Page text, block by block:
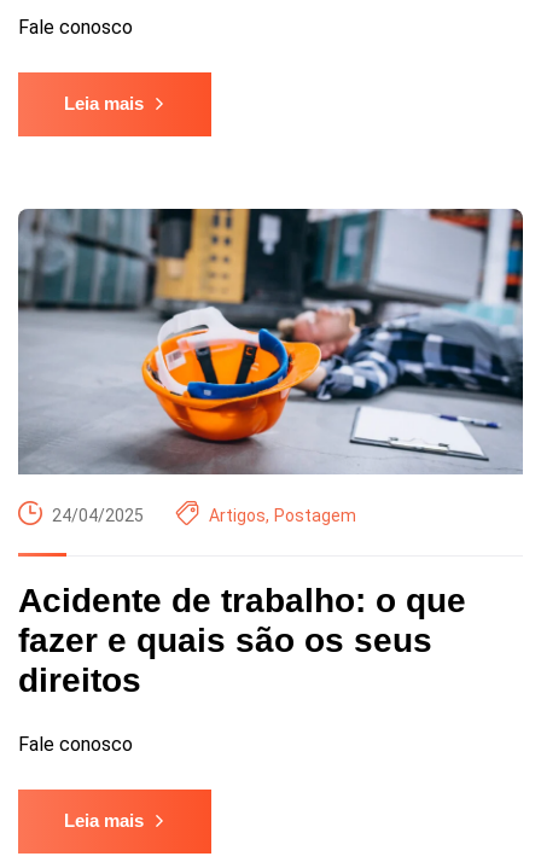
Fale conosco
Leia mais
24/04/2025 Artigos, Postagem
Acidente de trabalho: o que
fazer e quais são os seus
direitos
Fale conosco
Leia mais